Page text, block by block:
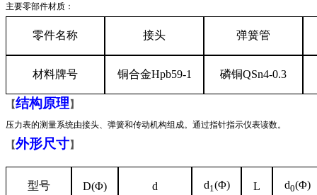
主要零部件材质：
零件名称 接头 弹簧管
材料牌号 铜合金Hpb59-1 磷铜QSn4-0.3
【结构原理 】
压力表的测量系统由接头、弹簧和传动机构组成。通过指针指示仪表读数。
【外形尺寸】
型号 D(Φ) d d1(Φ) L d0(Φ)